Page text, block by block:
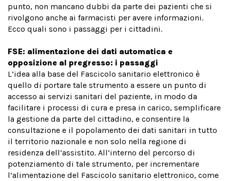
punto, non mancano dubbi da parte dei pazienti che si
rivolgono anche ai farmacisti per avere informazioni.
Ecco quali sono i passaggi per i cittadini.
FSE: alimentazione dei dati automatica e
opposizione al pregresso: i passaggi
L’idea alla base del Fascicolo sanitario elettronico è
quello di portare tale strumento a essere un punto di
accesso ai servizi sanitari del paziente, in modo da
facilitare i processi di cura e presa in carico, semplificare
la gestione da parte del cittadino, e consentire la
consultazione e il popolamento dei dati sanitari in tutto
il territorio nazionale e non solo nella regione di
residenza dell’assistito. All’interno del percorso di
potenziamento di tale strumento, per incrementare
l’alimentazione del Fascicolo sanitario elettronico, come